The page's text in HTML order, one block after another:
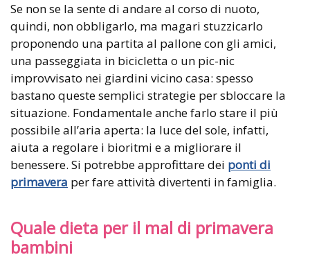
Se non se la sente di andare al corso di nuoto,
quindi, non obbligarlo, ma magari stuzzicarlo
proponendo una partita al pallone con gli amici,
una passeggiata in bicicletta o un pic-nic
improvvisato nei giardini vicino casa: spesso
bastano queste semplici strategie per sbloccare la
situazione. Fondamentale anche farlo stare il più
possibile all’aria aperta: la luce del sole, infatti,
aiuta a regolare i bioritmi e a migliorare il
benessere. Si potrebbe approfittare dei ponti di
primavera per fare attività divertenti in famiglia.
Quale dieta per il mal di primavera
bambini